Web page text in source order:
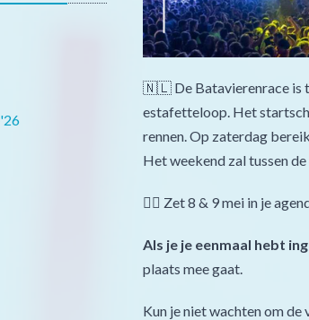
🇳🇱 De Batavierenrace is
estafetteloop. Het
rennen. Op zaterdag
Het weekend zal tussen
👉🏻 Zet 8 & 9 mei in je
Als je je eenmaal hebt
plaats mee gaat.
Kun je niet wachten om